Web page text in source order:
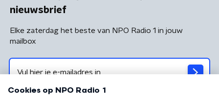
nieuwsbrief
Elke zaterdag het beste van NPO Radio 1 in jouw
mailbox